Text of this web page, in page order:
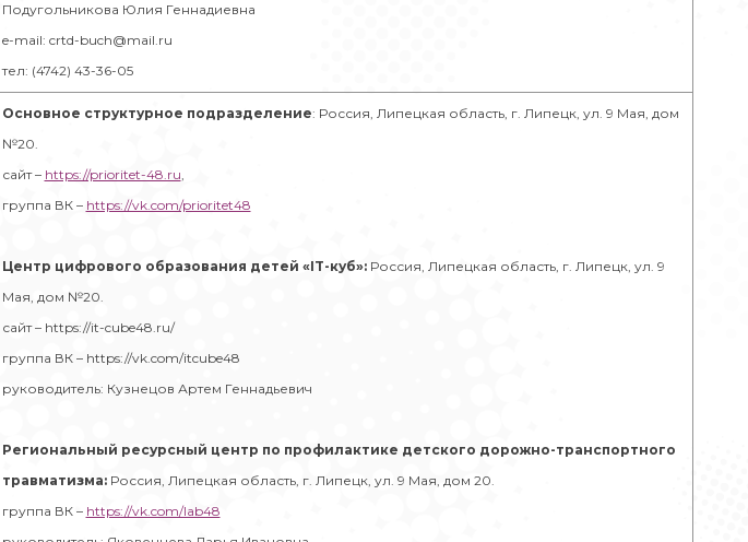
Подугольникова Юлия Геннадиевна
e-mail: crtd-buch@mail.ru
тел: (4742) 43-36-05
Основное структурное подразделение: Россия, Липецкая область, г. Липецк, ул. 9 Мая, дом
№20.
сайт – https://prioritet-48.ru,
группа ВК – https://vk.com/prioritet48
Центр цифрового образования детей «IT-куб»:Россия, Липецкая область, г. Липецк, ул. 9
Мая, дом №20.
сайт – https://it-cube48.ru/
группа ВК – https://vk.com/itcube48
руководитель: Кузнецов Артем Геннадьевич
Региональный ресурсный центр по профилактике детского дорожно-транспортного
травматизма:Россия, Липецкая область, г. Липецк, ул. 9 Мая, дом 20.
группа ВК – https://vk.com/lab48